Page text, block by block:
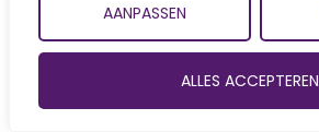
AANPASSEN
ALLES ACCEPTEREN